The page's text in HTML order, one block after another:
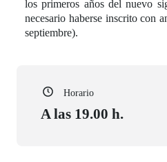
los primeros años del nuevo
necesario haberse inscrito con
septiembre).
Horario
A las 19.00 h.